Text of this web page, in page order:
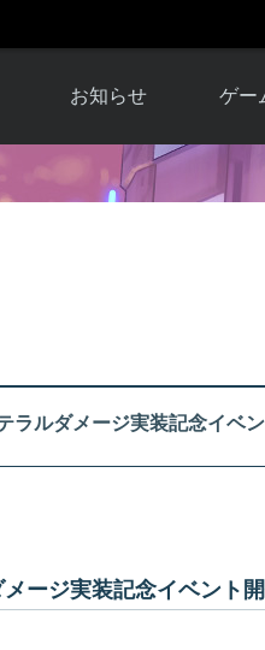
お知らせ
お知らせ一覧
ゲー
ソウ
アップ
ラルダメージ実装記念イベ
ージ実装記念イベント